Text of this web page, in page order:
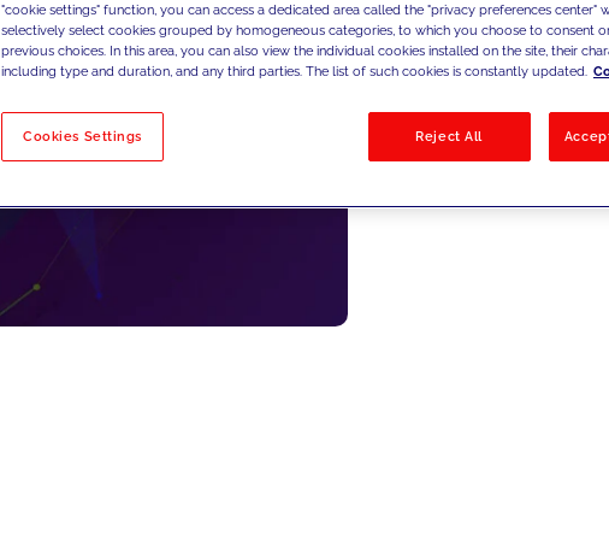
"cookie settings" function, you can access a dedicated area called the "privacy preferences center"
selectively select cookies grouped by homogeneous categories, to which you choose to consent
previous choices. In this area, you can also view the individual cookies installed on the site, their
including type and duration, and any third parties. The list of such cookies is constantly updated.
Cookies Settings Reject All